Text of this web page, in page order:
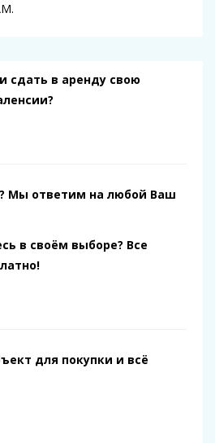
сдать в аренду свою
Мы ответим на любой Ваш
в своём выборе? Все
для покупки и всё